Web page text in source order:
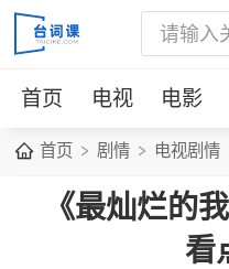
首页 电视 电影
首页 剧情 电视剧情
《最灿烂的
看